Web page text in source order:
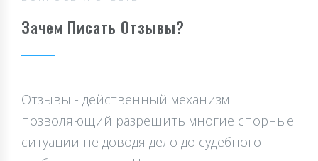
Зачем Писать Отзывы?
Отзывы - действенный механизм
позволяющий разрешить многие спорные
ситуации не доводя дело до судебного